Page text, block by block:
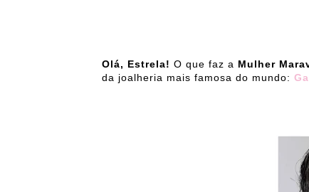
Olá, Estrela! O que faz a Mulher
da joalheria mais famosa do mundo: